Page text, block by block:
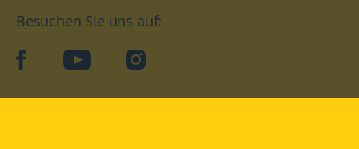
Besuchen Sie uns auf:
facebookYouTube Instagram